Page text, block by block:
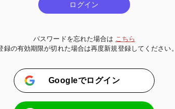
ログイン
パスワードを忘れた場合は こちら
録の有効期限が切れた場合は再度新規登録してください。
Googleでログイン